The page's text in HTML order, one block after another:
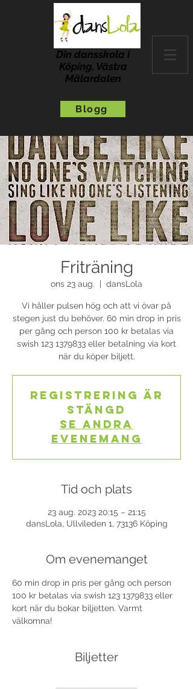
Din dansskola i
Köping, Västra
Mälardalen
Blogg
Friträning
ons 23 aug. dansLola
Vi håller pulsen hög och att vi övar på
stegen just du behöver. 60 min drop in pris
per gång och person 100 kr betalas via
swish 123 1379833 eller betalning via kort
när du köper biljett.
Registrering är
stängd
Se andra
evenemang
Tid och plats
23 aug. 2023 20:15 – 21:15
dansLola, Ullvileden 1, 73136 Köping
Om evenemanget
60 min drop in pris per gång och person
100 kr betalas via swish 123 1379833 eller
kort när du bokar biljetten. Varmt
välkomna!
Biljetter